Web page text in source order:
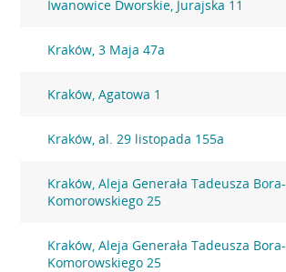
Iwanowice Dworskie, Jurajska 11
Kraków, 3 Maja 47a
Kraków, Agatowa 1
Kraków, al. 29 listopada 155a
Kraków, Aleja Generała Tadeusza Bora-
Komorowskiego 25
Kraków, Aleja Generała Tadeusza Bora-
Komorowskiego 25